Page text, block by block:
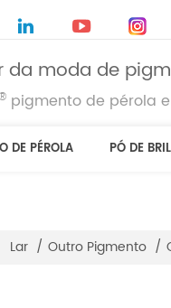
da moda de
pigmento de pérola
DE PÉROLA PÓ DE
Lar / Outro Pigmento /